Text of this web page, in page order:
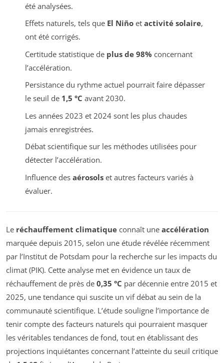
été analysées.
Effets naturels, tels que El Niñoet activité solaire,
ont été corrigés.
Certitude statistique de plus de 98% concernant
l’accélération.
Persistance du rythme actuel pourrait faire dépasser
le seuil de 1,5 °C avant 2030.
Les années 2023 et 2024 sont les plus chaudes
jamais enregistrées.
Débat scientifique sur les méthodes utilisées pour
détecter l’accélération.
Influence des aérosolset autres facteurs variés à
évaluer.
Le réchauffement climatique connaît une accélération
marquée depuis 2015, selon une étude révélée récemment
par l’Institut de Potsdam pour la recherche sur les impacts du
climat (PIK). Cette analyse met en évidence un taux de
réchauffement de près de 0,35 °C par décennie entre 2015 et
2025, une tendance qui suscite un vif débat au sein de la
communauté scientifique. L’étude souligne l’importance de
tenir compte des facteurs naturels qui pourraient masquer
les véritables tendances de fond, tout en établissant des
projections inquiétantes concernant l’atteinte du seuil critique